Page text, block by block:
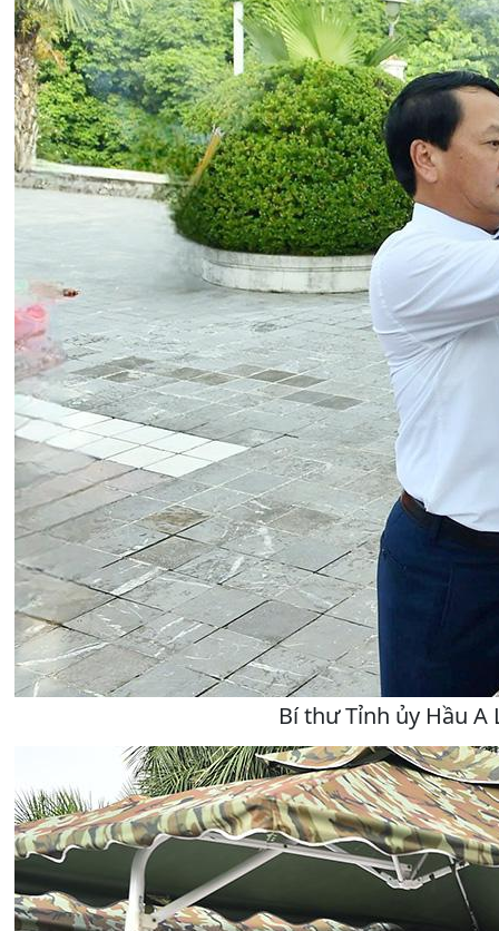
Bí thư Tỉnh ủy Hầu